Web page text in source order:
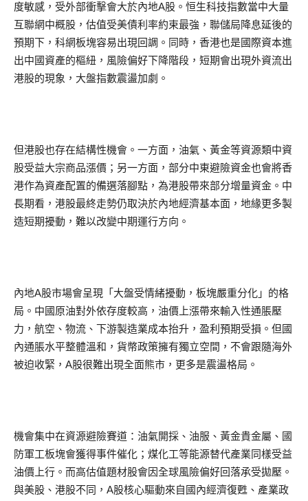
度敏感，受外部衝擊會大於內地A股。恒生科技指數當中大量
互聯網中概股，估值受美債利率約束最強，聯儲局降息延後的
預期下，科網板塊容易出現回調。同時，香港也是國際資本進
出中國資產的樞紐，風險偏好下降階段，短期會出現外資流出
港股的現象，大盤指數震盪加劇。
但港股也存在結構性機會。一方面，油氣、黃金等資源類中資
股受益大宗商品漲價；另一方面，部分中東避險資金也會將香
港作為資產配置的備選落腳點，為港股帶來部分增量資金。中
長期看，港股最終走勢仍取決於內地經濟基本面，地緣更多製
造短期擾動，難以改變中期運行方向。
內地A股市場會呈現「大盤受情緒擾動，板塊嚴重分化」的格
局。中國原油對外依存度較高，油價上漲帶來輸入性通脹壓
力，航空、物流、下游製造業成本抬升，盈利預期受損。但國
內通脹水平整體溫和，貨幣政策擁有獨立空間，不會跟隨海外
被迫收緊，A股很難出現全面熊市，更多是震盪格局。
機會集中在資源避險賽道：油氣開採、油服、黃金貴金屬、國
防軍工板塊會獲得事件催化；煤化工等能源替代產業同樣受益
油價上行。而高估值題材股會因全球風險偏好回落承受拋壓。
與美股、港股不同，A股核心驅動來自國內經濟復甦、產業政